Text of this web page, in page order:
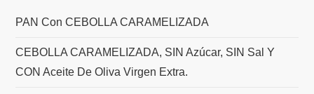
PAN Con CEBOLLA CARAMELIZADA
CEBOLLA CARAMELIZADA, SIN Azúcar, SIN Sal Y
CON Aceite De Oliva Virgen Extra.